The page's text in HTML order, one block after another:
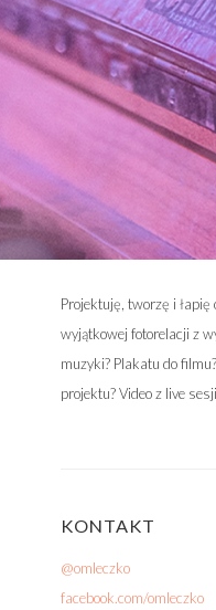
Projektuję, tworzę i łapię
wyjątkowej fotorelacji z
muzyki? Plakatu do
projektu? Video z live
KONTAKT
@omleczko
facebook.com/omleczko